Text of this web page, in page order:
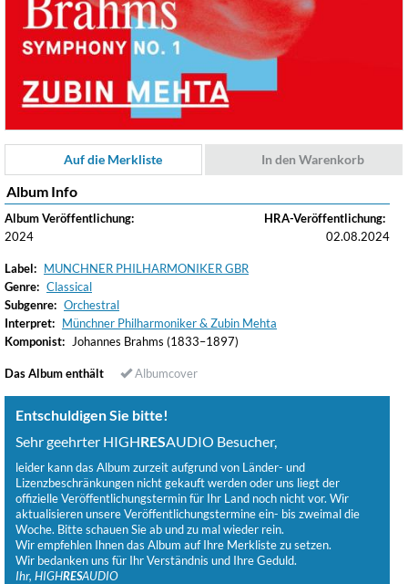
Auf die Merkliste In den Warenkorb
Album Info
Album Veröffentlichung:
2024
HRA-Veröffentlichung:
02.08.2024
Label: MUNCHNER PHILHARMONIKER GBR
Genre: Classical
Subgenre: Orchestral
Interpret: Münchner Philharmoniker & Zubin Mehta
Komponist:
Johannes Brahms (1833–1897)
Das Album enthält Albumcover
Entschuldigen Sie bitte!
Sehr geehrter HIGHRESAUDIO Besucher,
leider kann das Album zurzeit aufgrund von Länder- und
Lizenzbeschränkungen nicht gekauft werden oder uns liegt der
offizielle Veröffentlichungstermin für Ihr Land noch nicht vor. Wir
aktualisieren unsere Veröffentlichungstermine ein- bis zweimal die
Woche. Bitte schauen Sie ab und zu mal wieder rein.
Wir empfehlen Ihnen das Album auf Ihre Merkliste zu setzen.
Wir bedanken uns für Ihr Verständnis und Ihre Geduld.
Ihr, HIGHRESAUDIO